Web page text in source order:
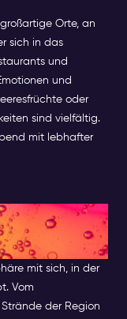
Orte, an
sich in das
und
und
oder
sind vielfältig.
mit lebhafter
in
mit sich, in der
Vom
der Region